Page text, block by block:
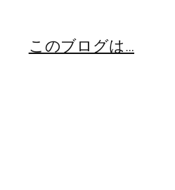
このブログは…